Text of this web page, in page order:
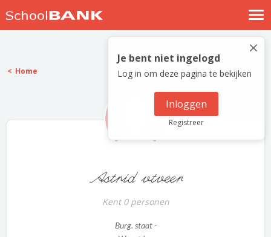
Nostalgische verhalen
Log in
Meld je gratis aan
×
Je bent niet ingelogd
Log in om deze pagina te bekijken
Inloggen
Registreer
Home
Astrid vtveer
Kent 0 personen
Burg. staat -